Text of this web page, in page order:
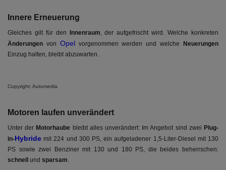
Innere Erneuerung
Gleiches gilt für den Innenraum, der aufgefrischt wird. Welche konkreten
Änderungen von Opel vorgenommen werden und welche
Neuerungen
Einzug halten, bleibt abzuwarten.
Copyright: Automedia
Motoren laufen unverändert
Unter der Motorhaube bleibt alles unverändert: Im Angebot sind zwei Plug-
in-Hybride mit 224 und 300 PS, ein aufgeladener 1,5-Liter-Diesel mit 130
PS sowie zwei Benziner mit 130 und 180 PS, die beides beherrschen:
schnell
und sparsam.